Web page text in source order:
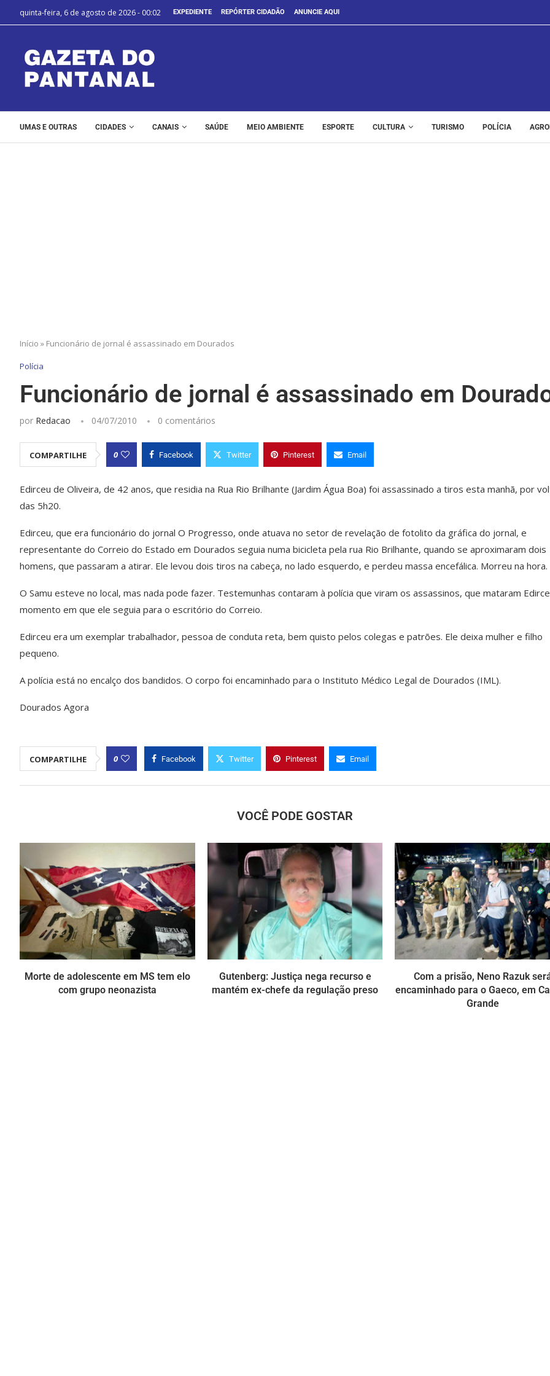
quinta-feira, 6 de agosto de 2026 - 00:02 EXPEDIENTE REPÓRTER CIDADÃO ANUNCIE AQUI
UMAS E OUTRAS CIDADES CANAIS SAÚDE MEIO AMBIENTE ESPORTE CULTURA TURISMO POLÍCIA
Início » Funcionário de jornal é assassinado em Dourados
Polícia
Funcionário de jornal é assassinado em
por Redacao 04/07/2010 0 comentários
COMPARTILHE 0 Facebook Twitter Pinterest Email
Edirceu de Oliveira, de 42 anos, que residia na Rua Rio Brilhante (Jardim Água Boa) foi assassinado a tiros esta manhã, por
das 5h20.
Edirceu, que era funcionário do jornal O Progresso, onde atuava no setor de revelação de fotolito da gráfica do jornal, e
representante do Correio do Estado em Dourados seguia numa bicicleta pela rua Rio Brilhante, quando se aproximaram dois
homens, que passaram a atirar. Ele levou dois tiros na cabeça, no lado esquerdo, e perdeu massa encefálica. Morreu na hora.
O Samu esteve no local, mas nada pode fazer. Testemunhas contaram à polícia que viram os assassinos, que mataram
momento em que ele seguia para o escritório do Correio.
Edirceu era um exemplar trabalhador, pessoa de conduta reta, bem quisto pelos colegas e patrões. Ele deixa mulher e filho
pequeno.
A polícia está no encalço dos bandidos. O corpo foi encaminhado para o Instituto Médico Legal de Dourados (IML).
Dourados Agora
COMPARTILHE 0 Facebook Twitter Pinterest Email
VOCÊ PODE GOSTAR
Morte de adolescente em MS tem elo
com grupo neonazista
Gutenberg: Justiça nega recurso e
mantém ex-chefe da regulação preso
Com a prisão, Neno Razuk
encaminhado para o Gaeco, em
Grande